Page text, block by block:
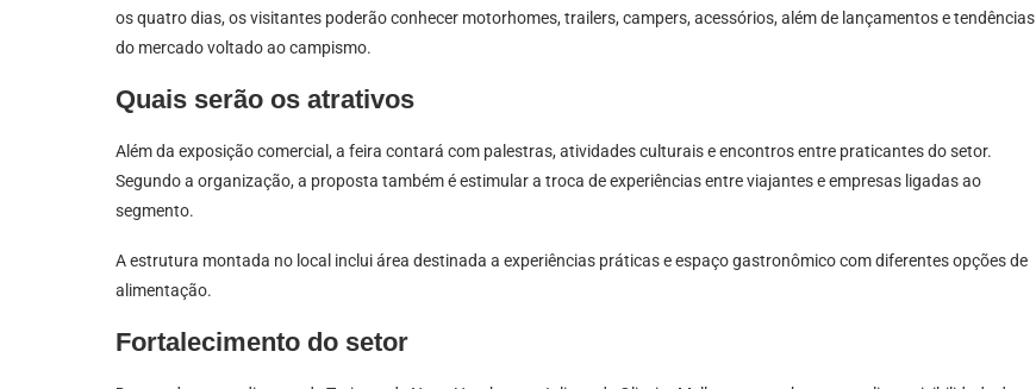
os quatro dias, os visitantes poderão conhecer motorhomes, trailers, campers, acessórios, além de lançamentos e tendências
do mercado voltado ao campismo.
Quais serão os atrativos
Além da exposição comercial, a feira contará com palestras, atividades culturais e encontros entre praticantes do setor.
Segundo a organização, a proposta também é estimular a troca de experiências entre viajantes e empresas ligadas ao
segmento.
A estrutura montada no local inclui área destinada a experiências práticas e espaço gastronômico com diferentes opções de
alimentação.
Fortalecimento do setor